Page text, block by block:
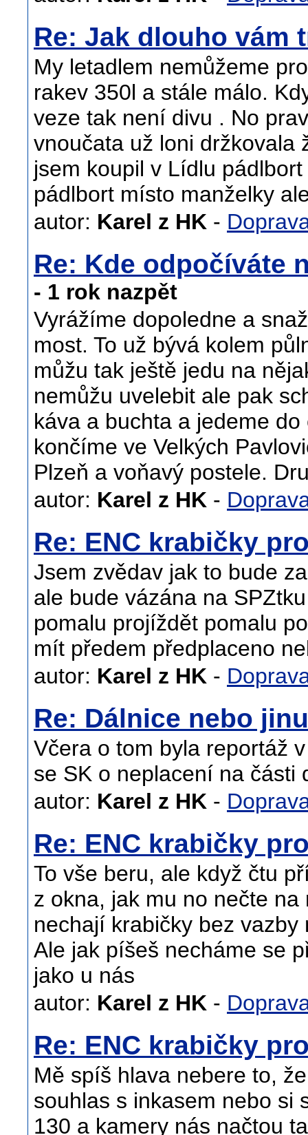
Re: Jak dlouho vám
My letadlem nemůžeme
rakev 350l a stále málo.
veze tak není divu . No
vnoučata už loni držkovala
jsem koupil v Lídlu
pádlbort místo manželky
autor: Karel z HK -
Re: Kde odpočíváte
- 1 rok nazpět
Vyrážíme dopoledne a
most. To už bývá kolem
můžu tak ještě jedu na
nemůžu uvelebit ale pak
káva a buchta a jedeme
končíme ve Velkých
Plzeň a voňavý postele.
autor: Karel z HK -
Re: ENC krabičky
Jsem zvědav jak to bude
ale bude vázána na
pomalu projíždět pomalu
mít předem předplaceno
autor: Karel z HK -
Re: Dálnice nebo
Včera o tom byla reportáž
se SK o neplacení na části
autor: Karel z HK -
Re: ENC krabičky
To vše beru, ale když čtu
z okna, jak mu no nečte
nechají krabičky bez
Ale jak píšeš necháme se
jako u nás
autor: Karel z HK -
Re: ENC krabičky
Mě spíš hlava nebere to,
souhlas s inkasem nebo si
130 a kamery nás načtou